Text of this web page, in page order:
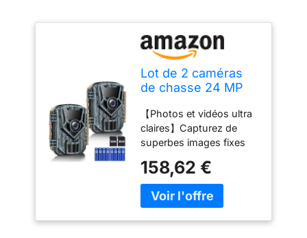
Lot de 2 caméras
de chasse 24 MP
détecteur de
mouvement et
détecteur de
mouvement Grand
angle 120° Vision
nocturne Écran LCD
5,1 cm Étanche
【Photos et vidéos ultra
claires】Capturez de
superbes images fixes
immersives de 2,7 K, de
jour comme de nuit.
Équipée d'un objectif
158,62 €